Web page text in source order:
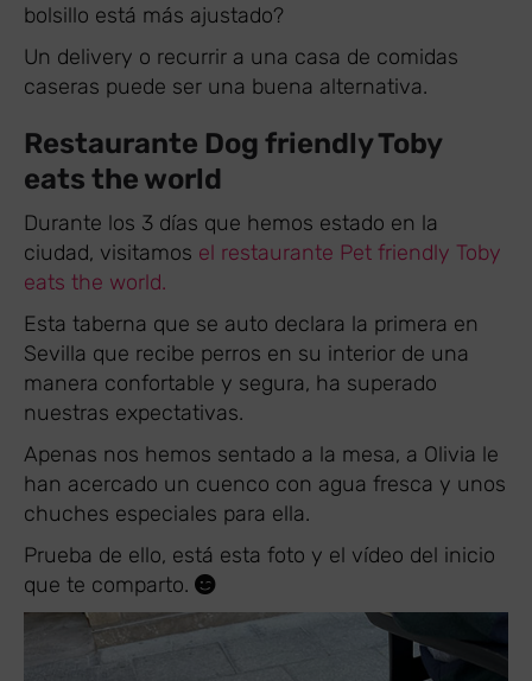
bolsillo está más ajustado?
Un delivery o recurrir a una casa de comidas
caseras puede ser una buena alternativa.
Restaurante Dog friendly Toby
eats the world
Durante los 3 días que hemos estado en la
ciudad, visitamos el restaurante Pet friendly Toby
eats the world.
Esta taberna que se auto declara la primera en
Sevilla que recibe perros en su interior de una
manera confortable y segura, ha superado
nuestras expectativas.
Apenas nos hemos sentado a la mesa, a Olivia le
han acercado un cuenco con agua fresca y unos
chuches especiales para ella.
Prueba de ello, está esta foto y el vídeo del inicio
que te comparto.